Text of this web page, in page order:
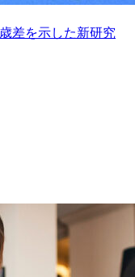
差を示した新研究